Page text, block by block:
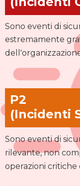
Sono eventi di
estremamente
P2
(Incidenti
Sono eventi di
rilevante, non
operazioni critiche